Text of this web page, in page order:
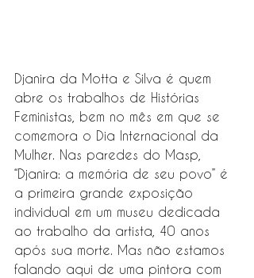
Djanira da Motta e Silva é quem
abre os trabalhos de Histórias
Feministas, bem no mês em que se
comemora o Dia Internacional da
Mulher. Nas paredes do Masp,
“Djanira: a memória de seu povo” é
a primeira grande exposição
individual em um museu dedicada
ao trabalho da artista, 40 anos
após sua morte. Mas não estamos
falando aqui de uma pintora com